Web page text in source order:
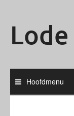
Hoofdmenu